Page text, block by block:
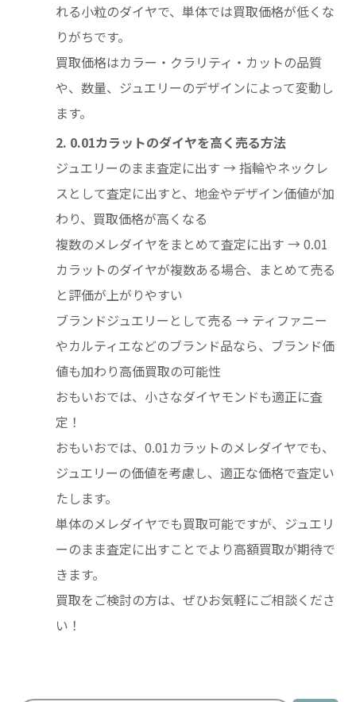
れる小粒のダイヤで、単体では買取価格が低くな
りがちです。
買取価格はカラー・クラリティ・カットの品質
や、数量、ジュエリーのデザインによって変動し
ます。
2. 0.01カラットのダイヤを高く売る方法
ジュエリーのまま査定に出す → 指輪やネックレ
スとして査定に出すと、地金やデザイン価値が加
わり、買取価格が高くなる
複数のメレダイヤをまとめて査定に出す → 0.01
カラットのダイヤが複数ある場合、まとめて売る
と評価が上がりやすい
ブランドジュエリーとして売る → ティファニー
やカルティエなどのブランド品なら、ブランド価
値も加わり高価買取の可能性
おもいおでは、小さなダイヤモンドも適正に査
定！
おもいおでは、0.01カラットのメレダイヤでも、
ジュエリーの価値を考慮し、適正な価格で査定い
たします。
単体のメレダイヤでも買取可能ですが、ジュエリ
ーのまま査定に出すことでより高額買取が期待で
きます。
買取をご検討の方は、ぜひお気軽にご相談くださ
い！